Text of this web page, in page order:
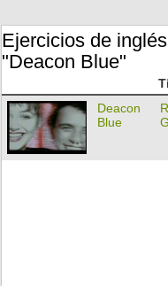
Ejercicios de
"Deacon Blue"
Deacon
Blue